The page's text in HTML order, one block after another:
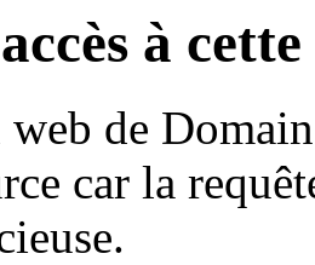
à
de
car la